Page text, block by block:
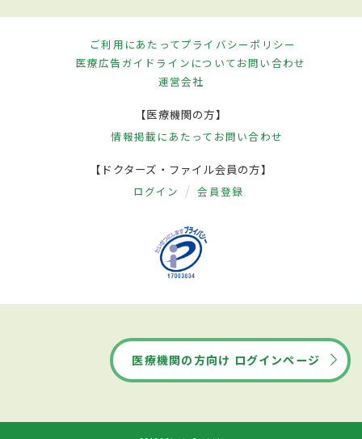
ご利用にあたってプライバシーポリシー
医療広告ガイドラインについてお問い合わせ
運営会社
【医療機関の方】
情報掲載にあたって お問い合わせ
【ドクターズ・ファイル会員の方】
ログイン 会員登録
医療機関の方向け ログインページ